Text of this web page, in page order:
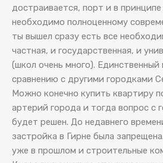
достраивается, порт и в
необходимо полноценному
ты вышел сразу есть все
частная, и государственная, и
(школ очень много).
сравнению с другими городками
Можно конечно купить квартиру
артерий города и тогда вопрос с
будет решен. До недавнего
застройка в Гирне была
уже в прошлом и строительные